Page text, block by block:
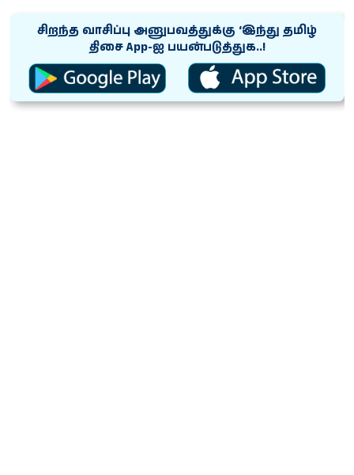
சிறந்த வாசிப்பு அனுபவத்துக்கு ‘இந்து தமிழ்
திசை App-ஐ பயன்படுத்துக..!